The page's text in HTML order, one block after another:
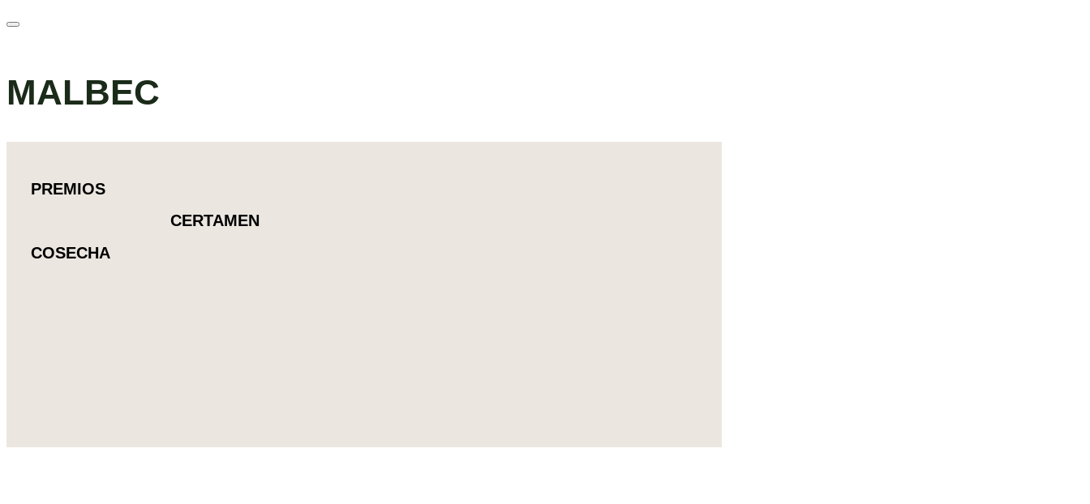
MALBEC
PREMIOS
CERTAMEN
COSECHA